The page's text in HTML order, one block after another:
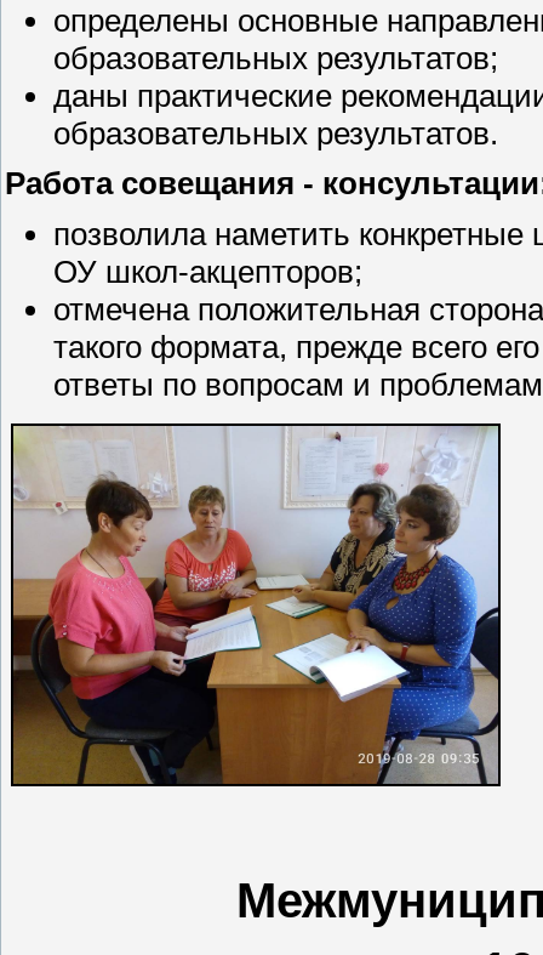
определены основные
образовательных результатов;
даны практические
образовательных результатов.
Работа совещания -
позволила наметить
ОУ школ-акцепторов;
отмечена положительная
такого формата, прежде всего
ответы по вопросам и